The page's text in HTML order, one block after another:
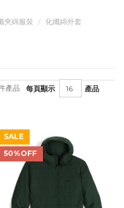
夾綿服裝 化纖綿外套
每頁顯示 產品
產品
SALE
50%OFF